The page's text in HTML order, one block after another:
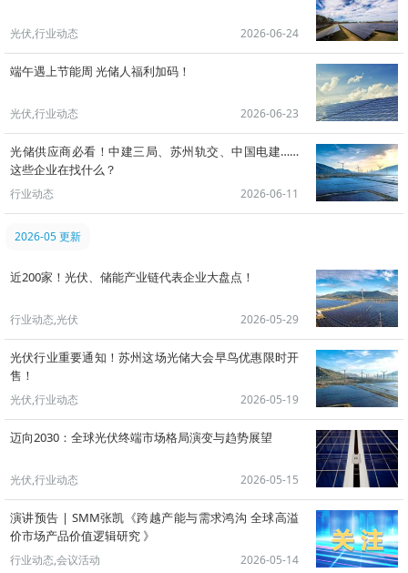
光伏,行业动态 2026-06-24
端午遇上节能周 光储人福利加码！
光伏,行业动态 2026-06-23
光储供应商必看！中建三局、苏州轨交、中国电建……
这些企业在找什么？
行业动态 2026-06-11
2026-05 更新
近200家！光伏、储能产业链代表企业大盘点！
行业动态,光伏 2026-05-29
光伏行业重要通知！苏州这场光储大会早鸟优惠限时开
售！
光伏,行业动态 2026-05-19
迈向2030：全球光伏终端市场格局演变与趋势展望
光伏,行业动态 2026-05-15
演讲预告 | SMM张凯《跨越产能与需求鸿沟 全球高溢
价市场产品价值逻辑研究 》
行业动态,会议活动 2026-05-14